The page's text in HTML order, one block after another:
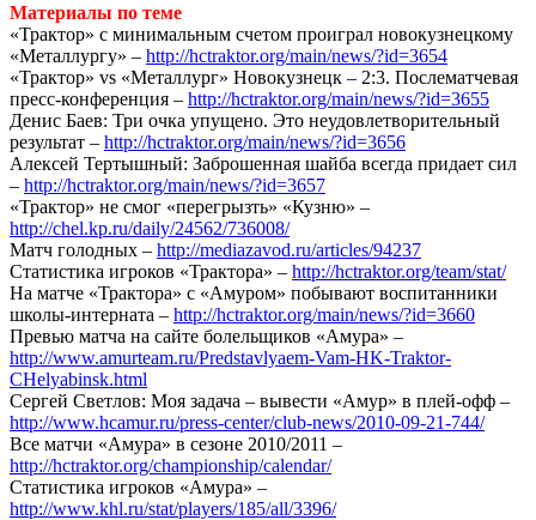
Материалы по теме
«Трактор» с минимальным счетом проиграл новокузнецкому
«Металлургу» – http://hctraktor.org/main/news/?id=3654
«Трактор» vs «Металлург» Новокузнецк – 2:3. Послематчевая
пресс-конференция – http://hctraktor.org/main/news/?id=3655
Денис Баев: Три очка упущено. Это неудовлетворительный
результат – http://hctraktor.org/main/news/?id=3656
Алексей Тертышный: Заброшенная шайба всегда придает сил
– http://hctraktor.org/main/news/?id=3657
«Трактор» не смог «перегрызть» «Кузню» –
http://chel.kp.ru/daily/24562/736008/
Матч голодных – http://mediazavod.ru/articles/94237
Статистика игроков «Трактора» – http://hctraktor.org/team/stat/
На матче «Трактора» с «Амуром» побывают воспитанники
школы-интерната – http://hctraktor.org/main/news/?id=3660
Превью матча на сайте болельщиков «Амура» –
http://www.amurteam.ru/Predstavlyaem-Vam-HK-Traktor-
CHelyabinsk.html
Сергей Светлов: Моя задача – вывести «Амур» в плей-офф –
http://www.hcamur.ru/press-center/club-news/2010-09-21-744/
Все матчи «Амура» в сезоне 2010/2011 –
http://hctraktor.org/championship/calendar/
Статистика игроков «Амура» –
http://www.khl.ru/stat/players/185/all/3396/